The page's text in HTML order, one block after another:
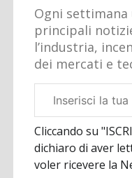
Ogni settimana
principali
l’industria,
dei mercati e
aziendale
Cliccando su
dichiaro di aver
voler ricevere la